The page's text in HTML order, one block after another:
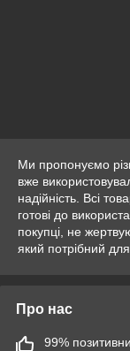
Ми пропонуємо
вже
надійність. Всі
готові до
покупці, не
який потрібний
Про нас
99%